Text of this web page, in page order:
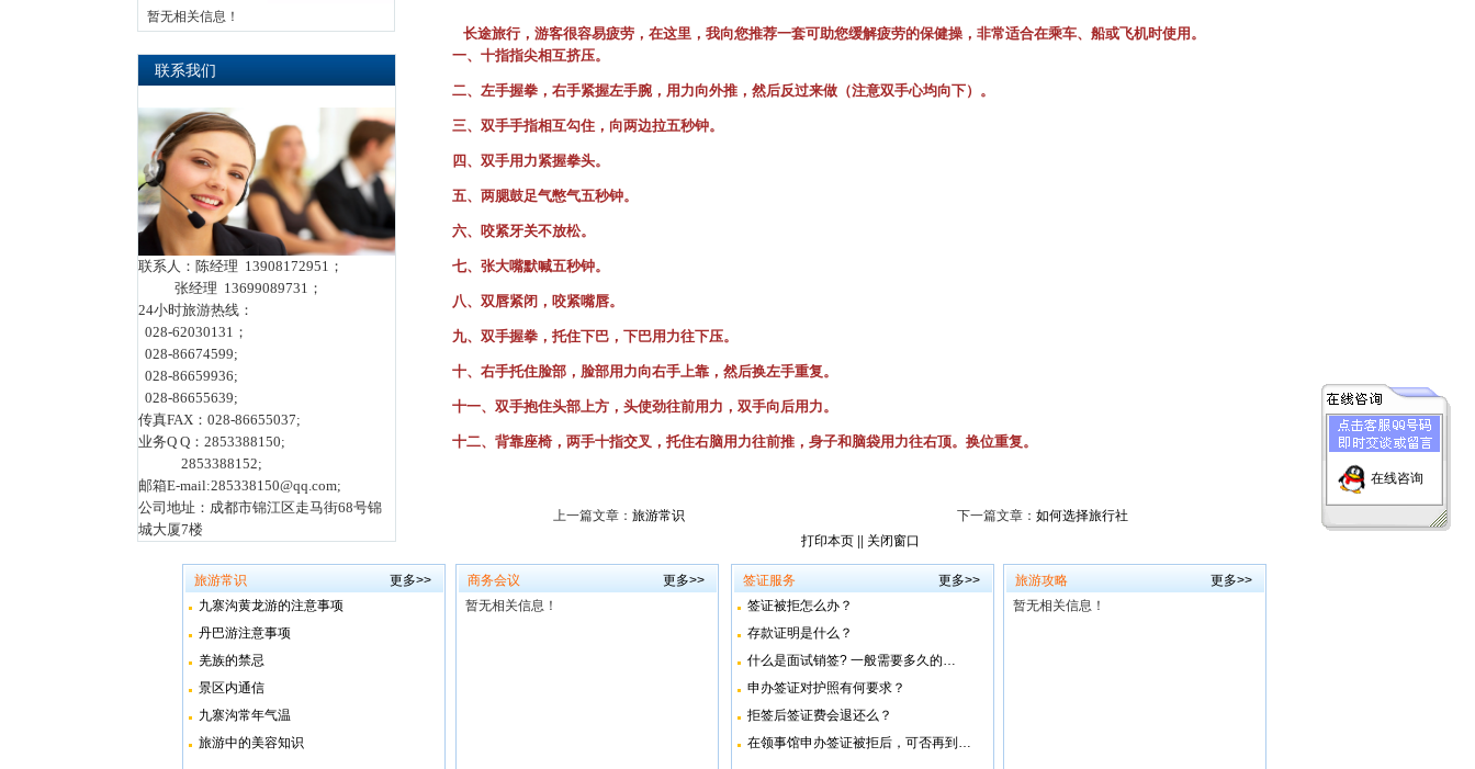
暂无相关信息！
联系我们
联系人：陈经理 13908172951；
张经理 13699089731；
24小时旅游热线：
028-62030131；
028-86674599;
028-86659936;
028-86655639;
传真FAX：028-86655037;
业务Q Q：2853388150;
2853388152;
邮箱E-mail:285338150@qq.com;
公司地址：成都市锦江区走马街68号锦
城大厦7楼
长途旅行，游客很容易疲劳，在这里，我向您推荐一套可助您缓解疲劳的保健操，非常适合在乘车、船或飞机时使用。
一、十指指尖相互挤压。
二、左手握拳，右手紧握左手腕，用力向外推，然后反过来做（注意双手心均向下）。
三、双手手指相互勾住，向两边拉五秒钟。
四、双手用力紧握拳头。
五、两腮鼓足气憋气五秒钟。
六、咬紧牙关不放松。
七、张大嘴默喊五秒钟。
八、双唇紧闭，咬紧嘴唇。
九、双手握拳，托住下巴，下巴用力往下压。
十、右手托住脸部，脸部用力向右手上靠，然后换左手重复。
十一、双手抱住头部上方，头使劲往前用力，双手向后用力。
十二、背靠座椅，两手十指交叉，托住右脑用力往前推，身子和脑袋用力往右顶。换位重复。
上一篇文章： 旅游常识 下一篇文章： 如何选择旅行社
打印本页
关闭窗口
旅游常识
更多>>
九寨沟黄龙游的注意事项
丹巴游注意事项
羌族的禁忌
景区内通信
九寨沟常年气温
旅游中的美容知识
商务会议
更多>>
暂无相关信息！
签证服务
更多>>
签证被拒怎么办？
存款证明是什么？
什么是面试销签? 一般需要多久的…
申办签证对护照有何要求？
拒签后签证费会退还么？
在领事馆申办签证被拒后，可否再到…
旅游攻略
更多>>
暂无相关信息！
在线咨询